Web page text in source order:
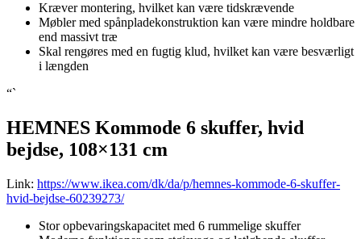
Kræver montering, hvilket kan være tidskrævende
Møbler med spånpladekonstruktion kan være mindre holdbare
end massivt træ
Skal rengøres med en fugtig klud, hvilket kan være besværligt
i længden
“`
HEMNES Kommode 6 skuffer, hvid
bejdse, 108×131 cm
Link: https://www.ikea.com/dk/da/p/hemnes-kommode-6-skuffer-
hvid-bejdse-60239273/
Stor opbevaringskapacitet med 6 rummelige skuffer